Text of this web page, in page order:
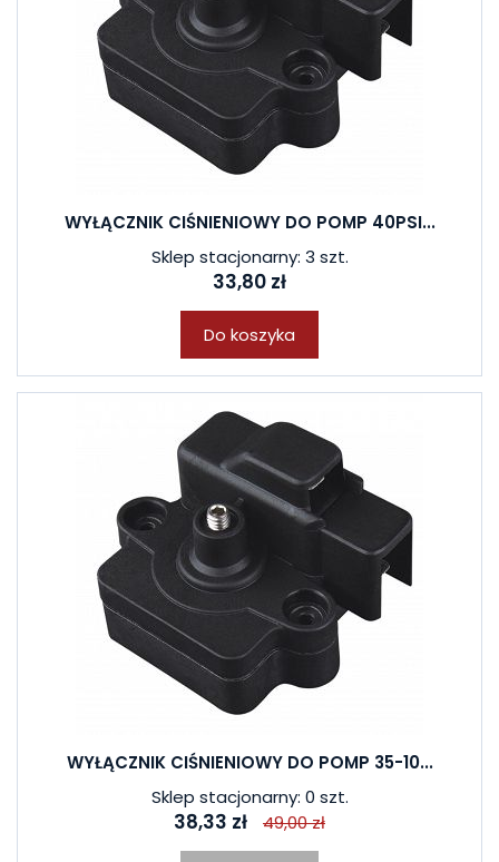
WYŁĄCZNIK CIŚNIENIOWY DO POMP 40PSI...
Sklep stacjonarny: 3 szt.
33,80 zł
Do koszyka
WYŁĄCZNIK CIŚNIENIOWY DO POMP 35-10...
Sklep stacjonarny: 0 szt.
38,33 zł 49,00 zł